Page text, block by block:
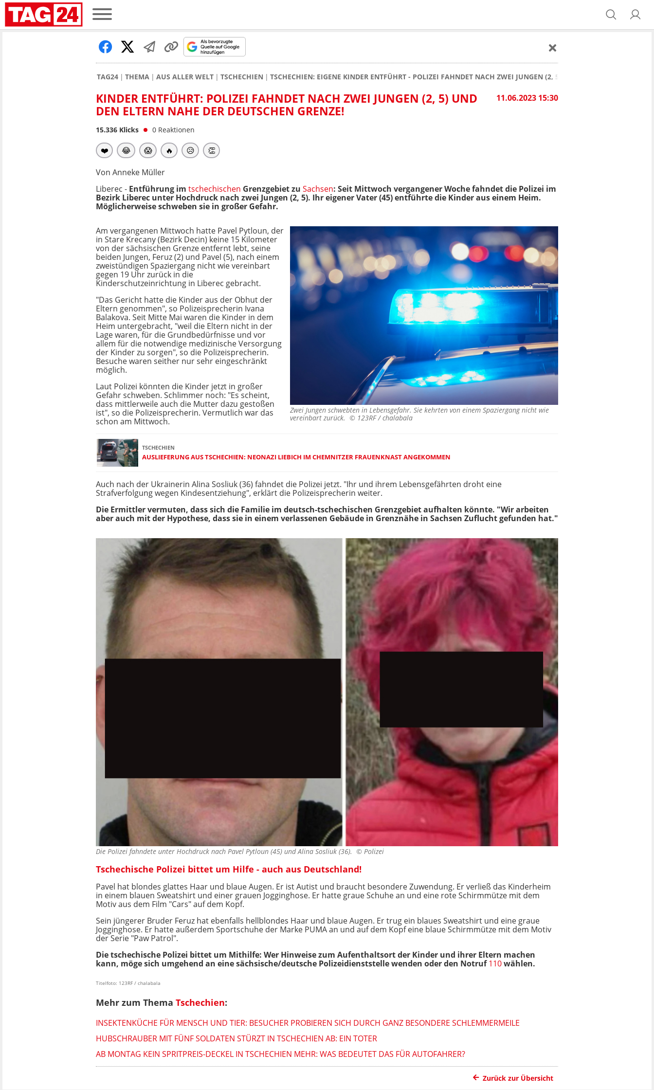
TAG24 THEMA AUS ALLER WELT TSCHECHIEN TSCHECHIEN: EIGENE KINDER ENTFÜHRT - POLIZEI FAHNDET NACH ZWEI JUNGEN (2, 5) UND DEN ELTERN!
11.06.2023 15:30
KINDER ENTFÜHRT: POLIZEI FAHNDET NACH ZWEI JUNGEN (2, 5) UND
DEN ELTERN NAHE DER DEUTSCHEN GRENZE!
15.336 Klicks 0 Reaktionen
❤️ 😂 😱 🔥 😥 👏
Von Anneke Müller
Liberec - Entführung im tschechischen Grenzgebiet zu Sachsen: Seit Mittwoch vergangener Woche fahndet die Polizei im
Bezirk Liberec unter Hochdruck nach zwei Jungen (2, 5). Ihr eigener Vater (45) entführte die Kinder aus einem Heim.
Möglicherweise schweben sie in großer Gefahr.
Zwei Jungen schwebten in Lebensgefahr. Sie kehrten von einem Spaziergang nicht wie
vereinbart zurück. © 123RF / chalabala
Am vergangenen Mittwoch hatte Pavel Pytloun, der
in Stare Krecany (Bezirk Decin) keine 15 Kilometer
von der sächsischen Grenze entfernt lebt, seine
beiden Jungen, Feruz (2) und Pavel (5), nach einem
zweistündigen Spaziergang nicht wie vereinbart
gegen 19 Uhr zurück in die
Kinderschutzeinrichtung in Liberec gebracht.
"Das Gericht hatte die Kinder aus der Obhut der
Eltern genommen", so Polizeisprecherin Ivana
Balakova. Seit Mitte Mai waren die Kinder in dem
Heim untergebracht, "weil die Eltern nicht in der
Lage waren, für die Grundbedürfnisse und vor
allem für die notwendige medizinische Versorgung
der Kinder zu sorgen", so die Polizeisprecherin.
Besuche waren seither nur sehr eingeschränkt
möglich.
Laut Polizei könnten die Kinder jetzt in großer
Gefahr schweben. Schlimmer noch: "Es scheint,
dass mittlerweile auch die Mutter dazu gestoßen
ist", so die Polizeisprecherin. Vermutlich war das
schon am Mittwoch.
TSCHECHIEN
AUSLIEFERUNG AUS TSCHECHIEN: NEONAZI LIEBICH IM CHEMNITZER FRAUENKNAST ANGEKOMMEN
Auch nach der Ukrainerin Alina Sosliuk (36) fahndet die Polizei jetzt. "Ihr und ihrem Lebensgefährten droht eine
Strafverfolgung wegen Kindesentziehung", erklärt die Polizeisprecherin weiter.
Die Ermittler vermuten, dass sich die Familie im deutsch-tschechischen Grenzgebiet aufhalten könnte. "Wir arbeiten
aber auch mit der Hypothese, dass sie in einem verlassenen Gebäude in Grenznähe in Sachsen Zuflucht gefunden hat."
Die Polizei fahndete unter Hochdruck nach Pavel Pytloun (45) und Alina Sosliuk (36). © Polizei
Tschechische Polizei bittet um Hilfe - auch aus Deutschland!
Pavel hat blondes glattes Haar und blaue Augen. Er ist Autist und braucht besondere Zuwendung. Er verließ das Kinderheim
in einem blauen Sweatshirt und einer grauen Jogginghose. Er hatte graue Schuhe an und eine rote Schirmmütze mit dem
Motiv aus dem Film "Cars" auf dem Kopf.
Sein jüngerer Bruder Feruz hat ebenfalls hellblondes Haar und blaue Augen. Er trug ein blaues Sweatshirt und eine graue
Jogginghose. Er hatte außerdem Sportschuhe der Marke PUMA an und auf dem Kopf eine blaue Schirmmütze mit dem Motiv
der Serie "Paw Patrol".
Die tschechische Polizei bittet um Mithilfe: Wer Hinweise zum Aufenthaltsort der Kinder und ihrer Eltern machen
kann, möge sich umgehend an eine sächsische/deutsche Polizeidienststelle wenden oder den Notruf110wählen.
Titelfoto: 123RF / chalabala
Mehr zum Thema Tschechien:
INSEKTENKÜCHE FÜR MENSCH UND TIER: BESUCHER PROBIEREN SICH DURCH GANZ BESONDERE SCHLEMMERMEILE
HUBSCHRAUBER MIT FÜNF SOLDATEN STÜRZT IN TSCHECHIEN AB: EIN TOTER
AB MONTAG KEIN SPRITPREIS-DECKEL IN TSCHECHIEN MEHR: WAS BEDEUTET DAS FÜR AUTOFAHRER?
Zurück zur Übersicht